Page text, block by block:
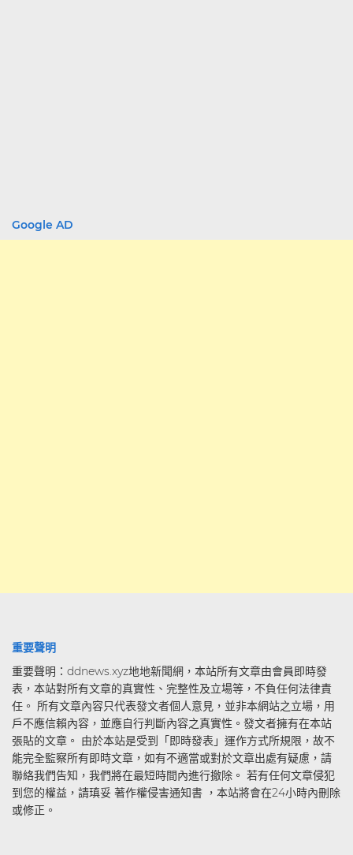
Google AD
重要聲明
重要聲明：ddnews.xyz地地新聞網，本站所有文章由會員即時發
表，本站對所有文章的真實性、完整性及立場等，不負任何法律責
任。 所有文章內容只代表發文者個人意見，並非本網站之立場，用
戶不應信賴內容，並應自行判斷內容之真實性。發文者擁有在本站
張貼的文章。 由於本站是受到「即時發表」運作方式所規限，故不
能完全監察所有即時文章，如有不適當或對於文章出處有疑慮，請
聯絡我們告知，我們將在最短時間內進行撤除。 若有任何文章侵犯
到您的權益，請瑱妥 著作權侵害通知書 ，本站將會在24小時內刪除
或修正。